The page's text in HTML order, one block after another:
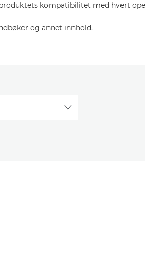
kompatibilitet med hvert
og annet innhold.